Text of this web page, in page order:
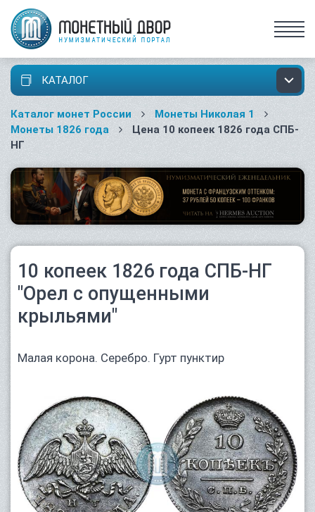
КАТАЛОГ
Каталог монет России
Монеты Николая 1
Монеты 1826 года
Цена 10 копеек 1826 года СПБ-
НГ
10 копеек 1826 года СПБ-НГ
"Орел с опущенными
крыльями"
Малая корона. Серебро. Гурт пунктир